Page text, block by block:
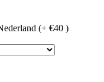
(+ €40 )